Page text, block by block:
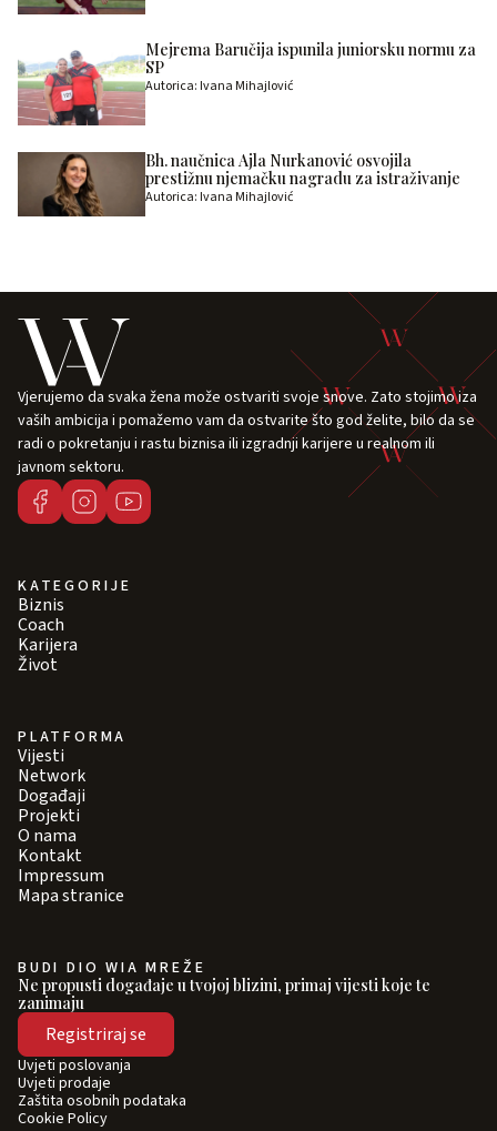
Mejrema Baručija ispunila juniorsku normu za
SP
Autorica: Ivana Mihajlović
Bh. naučnica Ajla Nurkanović osvojila
prestižnu njemačku nagradu za istraživanje
Autorica: Ivana Mihajlović
Vjerujemo da svaka žena može ostvariti svoje snove. Zato stojimo iza
vaših ambicija i pomažemo vam da ostvarite što god želite, bilo da se
radi o pokretanju i rastu biznisa ili izgradnji karijere u realnom ili
javnom sektoru.
KATEGORIJE
Biznis
Coach
Karijera
Život
PLATFORMA
Vijesti
Network
Događaji
Projekti
O nama
Kontakt
Impressum
Mapa stranice
BUDI DIO WIA MREŽE
Ne propusti događaje u tvojoj blizini, primaj vijesti koje te
zanimaju
Registriraj se
Uvjeti poslovanja
Uvjeti prodaje
Zaštita osobnih podataka
Cookie Policy